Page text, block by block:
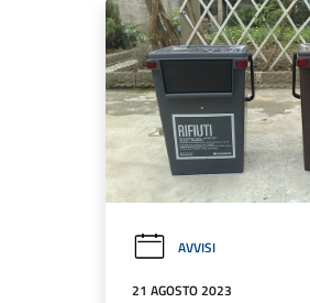
AVVISI
21 AGOSTO 2023